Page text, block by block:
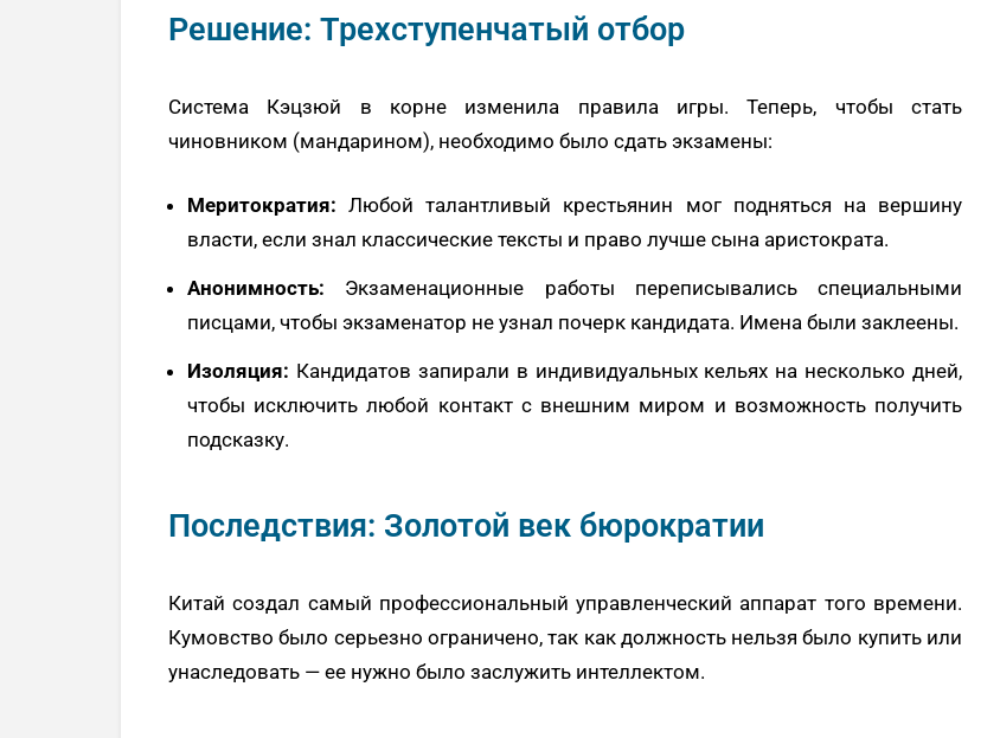
Решение: Трехступенчатый отбор
Система Кэцзюй в корне изменила правила игры. Теперь, чтобы стать
чиновником (мандарином), необходимо было сдать экзамены:
Меритократия: Любой талантливый крестьянин мог подняться на вершину
власти, если знал классические тексты и право лучше сына аристократа.
Анонимность: Экзаменационные работы переписывались специальными
писцами, чтобы экзаменатор не узнал почерк кандидата. Имена были заклеены.
Изоляция: Кандидатов запирали в индивидуальных кельях на несколько дней,
чтобы исключить любой контакт с внешним миром и возможность получить
подсказку.
Последствия: Золотой век бюрократии
Китай создал самый профессиональный управленческий аппарат того времени.
Кумовство было серьезно ограничено, так как должность нельзя было купить или
унаследовать — ее нужно было заслужить интеллектом.